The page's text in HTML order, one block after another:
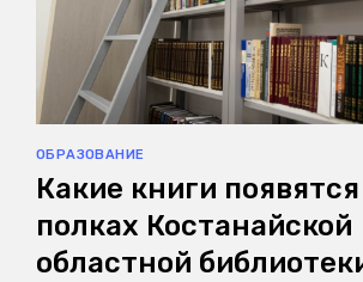
ОБРАЗОВАНИЕ
Какие книги
полках Костанайской
областной